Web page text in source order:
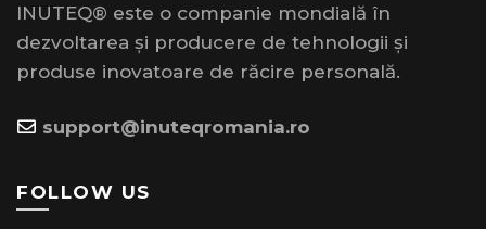
INUTEQ® este o companie mondială în
dezvoltarea și producere de tehnologii și
produse inovatoare de răcire personală.
support@inuteqromania.ro
FOLLOW US